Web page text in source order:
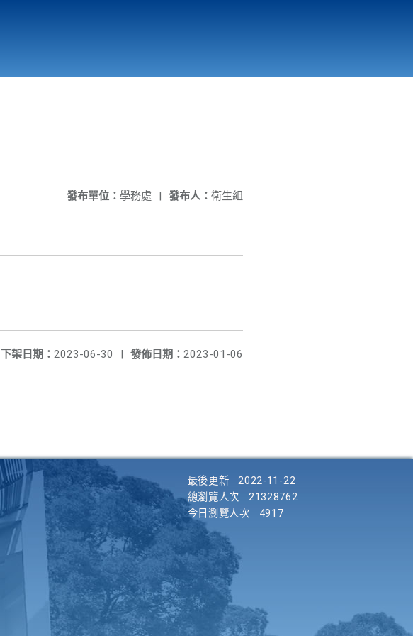
發布人： 衛生組
發布單位： 學務處 |
發佈日期： 2023-01-06
下架日期： 2023-06-30 |
最後更新
2022-11-22
總瀏覽人次
21328762
今日瀏覽人次
4917